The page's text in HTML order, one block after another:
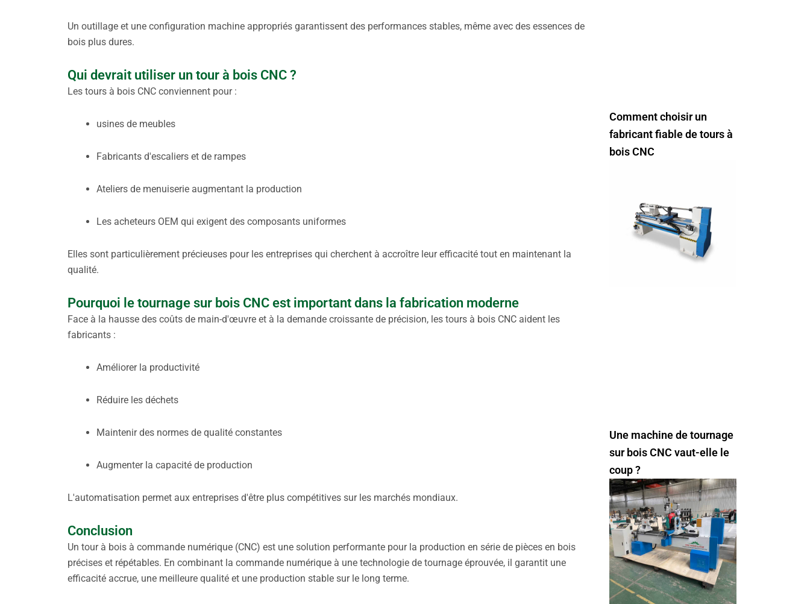
Un outillage et une configuration machine appropriés garantissent des performances stables, même avec des essences de
bois plus dures.
Qui devrait utiliser un tour à bois CNC ?
Les tours à bois CNC conviennent pour :
usines de meubles
Fabricants d'escaliers et de rampes
Ateliers de menuiserie augmentant la production
Les acheteurs OEM qui exigent des composants uniformes
Elles sont particulièrement précieuses pour les entreprises qui cherchent à accroître leur efficacité tout en maintenant la
qualité.
Pourquoi le tournage sur bois CNC est important dans la fabrication moderne
Face à la hausse des coûts de main-d'œuvre et à la demande croissante de précision, les tours à bois CNC aident les
fabricants :
Améliorer la productivité
Réduire les déchets
Maintenir des normes de qualité constantes
Augmenter la capacité de production
L'automatisation permet aux entreprises d'être plus compétitives sur les marchés mondiaux.
Conclusion
Un tour à bois à commande numérique (CNC) est une solution performante pour la production en série de pièces en bois
précises et répétables. En combinant la commande numérique à une technologie de tournage éprouvée, il garantit une
efficacité accrue, une meilleure qualité et une production stable sur le long terme.
Comment choisir un
fabricant fiable de tours à
bois CNC
Une machine de tournage
sur bois CNC vaut-elle le
coup ?